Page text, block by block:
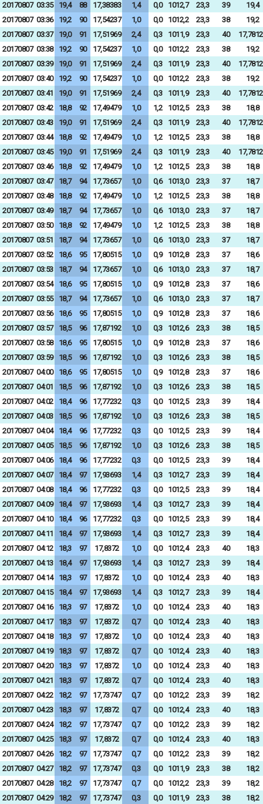
20170807 03:35 19,4 88 17,38383 1,4 0,0 1012,7 23,3 39
19,4
20170807 03:36 19,2 90 17,54237 1,0 0,0 1012,2 23,3 38
19,2
20170807 03:37 19,0 91 17,51969 2,4 0,3 1011,9 23,3 40
20170807 03:38 19,2 90 17,54237 1,0 0,0 1012,2 23,3 38
19,2
20170807 03:39 19,0 91 17,51969 2,4 0,3 1011,9 23,3 40
20170807 03:40 19,2 90 17,54237 1,0 0,0 1012,2 23,3 38
19,2
20170807 03:41 19,0 91 17,51969 2,4 0,3 1011,9 23,3 40
20170807 03:42 18,8 92 17,49479 1,0 1,2 1012,5 23,3 38
18,8
20170807 03:43 19,0 91 17,51969 2,4 0,3 1011,9 23,3 40
20170807 03:44 18,8 92 17,49479 1,0 1,2 1012,5 23,3 38
18,8
20170807 03:45 19,0 91 17,51969 2,4 0,3 1011,9 23,3 40
20170807 03:46 18,8 92 17,49479 1,0 1,2 1012,5 23,3 38
18,8
20170807 03:47 18,7 94 17,73657 1,0 0,6 1013,0 23,3 37
18,7
20170807 03:48 18,8 92 17,49479 1,0 1,2 1012,5 23,3 38
18,8
20170807 03:49 18,7 94 17,73657 1,0 0,6 1013,0 23,3 37
18,7
20170807 03:50 18,8 92 17,49479 1,0 1,2 1012,5 23,3 38
18,8
20170807 03:51 18,7 94 17,73657 1,0 0,6 1013,0 23,3 37
18,7
20170807 03:52 18,6 95 17,80515 1,0 0,9 1012,8 23,3 37
18,6
20170807 03:53 18,7 94 17,73657 1,0 0,6 1013,0 23,3 37
18,7
20170807 03:54 18,6 95 17,80515 1,0 0,9 1012,8 23,3 37
18,6
20170807 03:55 18,7 94 17,73657 1,0 0,6 1013,0 23,3 37
18,7
20170807 03:56 18,6 95 17,80515 1,0 0,9 1012,8 23,3 37
18,6
20170807 03:57 18,5 96 17,87192 1,0 0,3 1012,6 23,3 38
18,5
20170807 03:58 18,6 95 17,80515 1,0 0,9 1012,8 23,3 37
18,6
20170807 03:59 18,5 96 17,87192 1,0 0,3 1012,6 23,3 38
18,5
20170807 04:00 18,6 95 17,80515 1,0 0,9 1012,8 23,3 37
18,6
20170807 04:01 18,5 96 17,87192 1,0 0,3 1012,6 23,3 38
18,5
20170807 04:02 18,4 96 17,77232 0,3 0,0 1012,5 23,3 39
18,4
20170807 04:03 18,5 96 17,87192 1,0 0,3 1012,6 23,3 38
18,5
20170807 04:04 18,4 96 17,77232 0,3 0,0 1012,5 23,3 39
18,4
20170807 04:05 18,5 96 17,87192 1,0 0,3 1012,6 23,3 38
18,5
20170807 04:06 18,4 96 17,77232 0,3 0,0 1012,5 23,3 39
18,4
20170807 04:07 18,4 97 17,93693 1,4 0,3 1012,7 23,3 39
18,4
20170807 04:08 18,4 96 17,77232 0,3 0,0 1012,5 23,3 39
18,4
20170807 04:09 18,4 97 17,93693 1,4 0,3 1012,7 23,3 39
18,4
20170807 04:10 18,4 96 17,77232 0,3 0,0 1012,5 23,3 39
18,4
20170807 04:11 18,4 97 17,93693 1,4 0,3 1012,7 23,3 39
18,4
20170807 04:12 18,3 97 17,8372 1,0 0,0 1012,4 23,3 40
18,3
20170807 04:13 18,4 97 17,93693 1,4 0,3 1012,7 23,3 39
18,4
20170807 04:14 18,3 97 17,8372 1,0 0,0 1012,4 23,3 40
18,3
20170807 04:15 18,4 97 17,93693 1,4 0,3 1012,7 23,3 39
18,4
20170807 04:16 18,3 97 17,8372 1,0 0,0 1012,4 23,3 40
18,3
20170807 04:17 18,3 97 17,8372 0,7 0,0 1012,4 23,3 40
18,3
20170807 04:18 18,3 97 17,8372 1,0 0,0 1012,4 23,3 40
18,3
20170807 04:19 18,3 97 17,8372 0,7 0,0 1012,4 23,3 40
18,3
20170807 04:20 18,3 97 17,8372 1,0 0,0 1012,4 23,3 40
18,3
20170807 04:21 18,3 97 17,8372 0,7 0,0 1012,4 23,3 40
18,3
20170807 04:22 18,2 97 17,73747 0,7 0,0 1012,2 23,3 39
18,2
20170807 04:23 18,3 97 17,8372 0,7 0,0 1012,4 23,3 40
18,3
20170807 04:24 18,2 97 17,73747 0,7 0,0 1012,2 23,3 39
18,2
20170807 04:25 18,3 97 17,8372 0,7 0,0 1012,4 23,3 40
18,3
20170807 04:26 18,2 97 17,73747 0,7 0,0 1012,2 23,3 39
18,2
20170807 04:27 18,2 97 17,73747 0,3 0,0 1011,9 23,3 38
18,2
20170807 04:28 18,2 97 17,73747 0,7 0,0 1012,2 23,3 39
18,2
20170807 04:29 18,2 97 17,73747 0,3 0,0 1011,9 23,3 38 18,2